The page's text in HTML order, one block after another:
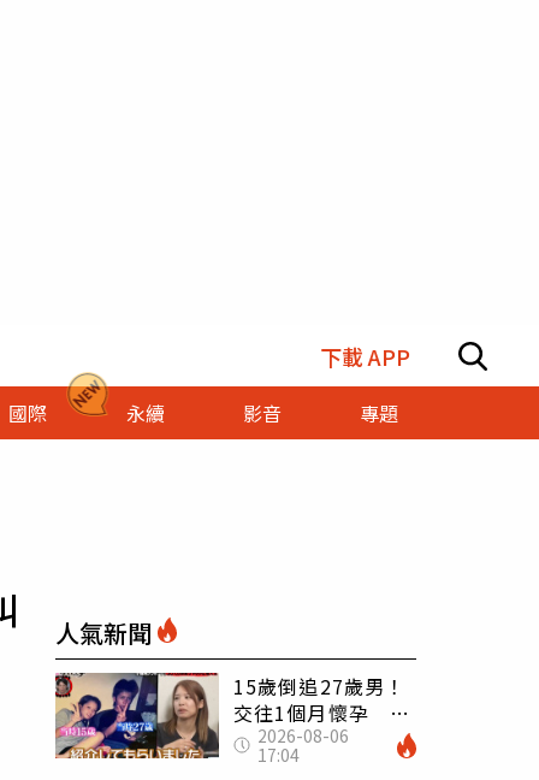
下載 APP
國際 永續 影音
專題
人氣新聞
15歲倒追27歲男！
交往1個月懷孕 36
歲當阿嬤故事曝光
2026-08-06
17:04